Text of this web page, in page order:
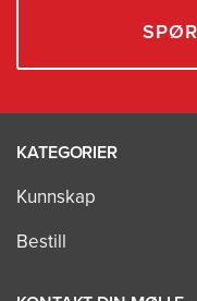
KATEGORIER
Kunnskap
Bestill